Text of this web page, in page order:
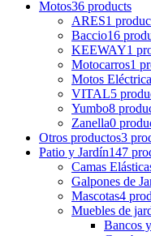
Motos36 products
ARES1
Baccio16
KEEWAY1
Motocarros1
Motos
VITAL5
Yumbo8
Zanella0
Otros productos3
Patio y Jardín147
Camas
Galpones de
Mascotas4
Muebles de
Bancos